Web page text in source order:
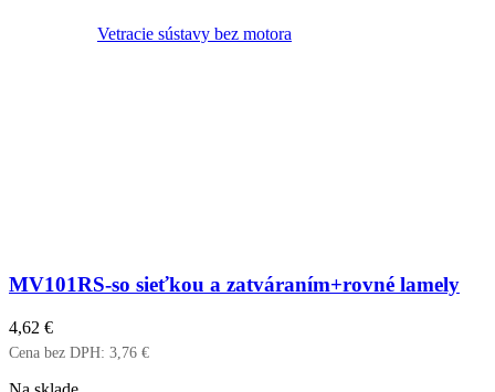
Vetracie sústavy bez motora
MV101RS-so sieťkou a zatváraním+rovné lamely
4,62 €
Cena bez DPH: 3,76 €